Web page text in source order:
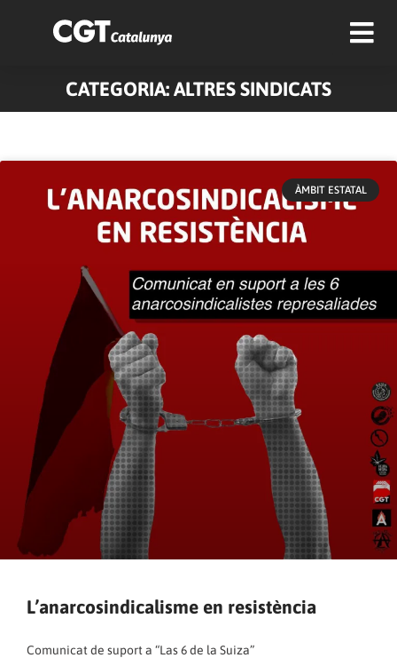
CATEGORIA: ALTRES SINDICATS
ÀMBIT ESTATAL
L’anarcosindicalisme en resistència
Comunicat de suport a “Las 6 de la Suiza”